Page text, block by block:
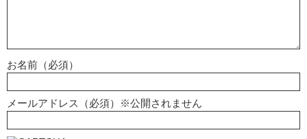
お名前（必須）
メールアドレス（必須）※公開されません